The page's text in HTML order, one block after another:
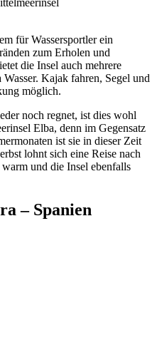
für Wassersportler ein
zum Erholen und
die Insel auch mehrere
Kajak fahren, Segel und
möglich.
noch regnet, ist dies wohl
Elba, denn im Gegensatz
ist sie in dieser Zeit
lohnt sich eine Reise nach
und die Insel ebenfalls
– Spanien